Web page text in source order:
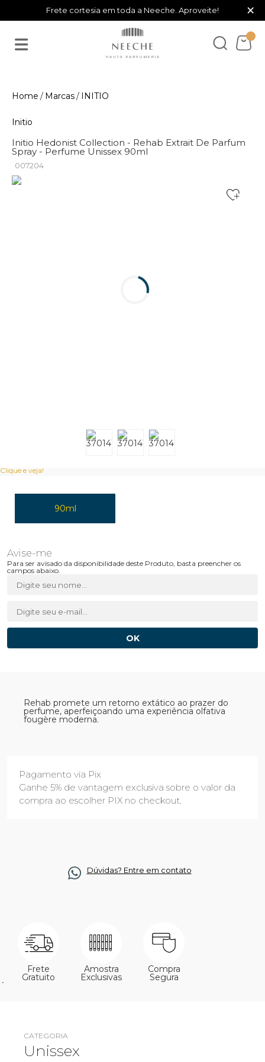
Frete cortesia em toda a Neeche. Aproveite! ×
Marcas INITIO
Initio
Initio Hedonist Collection - Rehab Extrait De Parfum
Spray - Perfume Unissex 90ml
007204
Clique e veja!
90ml
Para ser avisado da disponibilidade deste Produto, basta preencher os
campos abaixo.
Rehab promete um retorno extático ao prazer do
perfume, aperfeiçoando uma experiência olfativa
fougère moderna.
Pagamento via Pix
Ganhe 5% de vantagem exclusiva sobre o valor da
compra ao escolher PIX no checkout.
Dúvidas? Entre em contato
Frete
Gratuito
Amostra
Exclusivas
Compra
Segura
´
CATEGORIA
Unissex